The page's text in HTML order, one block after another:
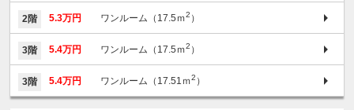
2階 5.3万円 ワンルーム（17.5ｍ2 ）
3階 5.4万円 ワンルーム（17.5ｍ2 ）
3階 5.4万円 ワンルーム（17.51ｍ2 ）